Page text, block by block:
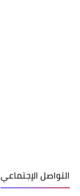
التواصل الإجتماعي